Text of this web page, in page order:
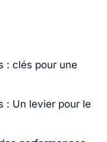
: clés pour une
: Un levier pour le